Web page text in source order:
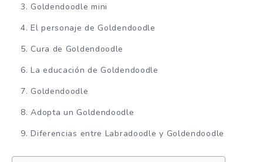
Goldendoodle mini
El personaje de Goldendoodle
Cura de Goldendoodle
La educación de Goldendoodle
Goldendoodle
Adopta un Goldendoodle
Diferencias entre Labradoodle y Goldendoodle